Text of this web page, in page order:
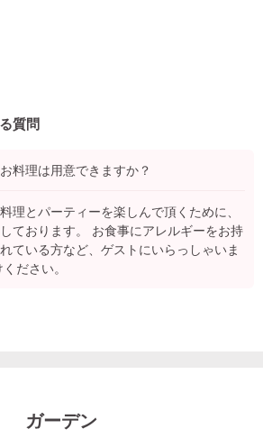
質問
料理は用意できますか？
理とパーティーを楽しんで頂くために、
ております。 お食事にアレルギーをお持
ている方など、ゲストにいらっしゃいま
ださい。
ガーデン